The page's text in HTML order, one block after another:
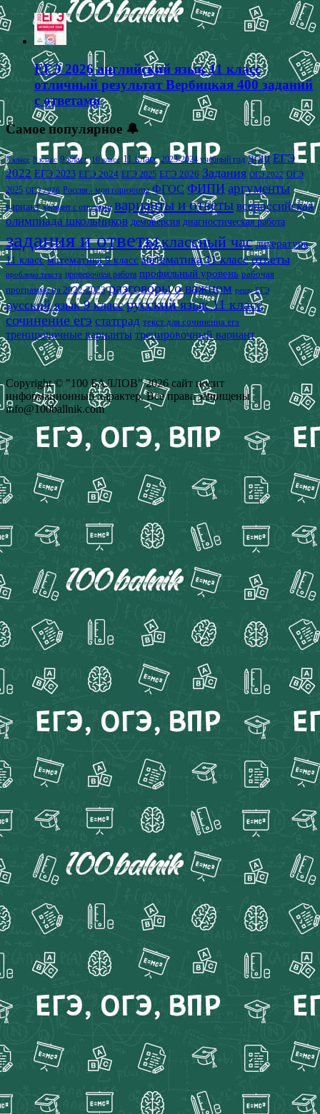
ЕГЭ 2026 английский язык 11 класс
отличный результат Вербицкая 400 заданий
с ответами
Самое популярное 🔔
7 класс 8 класс 9 класс 10 класс 11 класс 2023-2024 учебный год ВОШ ЕГЭ
2022 ЕГЭ 2023 ЕГЭ 2024 ЕГЭ 2025 ЕГЭ 2026 Задания ОГЭ 2022 ОГЭ
2025 ОГЭ 2026 Россия - мои горизонты ФГОС ФИПИ аргументы
вариант вариант с ответами варианты и ответы всероссийская
олимпиада школьников демоверсия диагностическая работа
задания и ответыклассный час литература
11 класс математика 9 класс математика 11 класс ответы
проблема текста проверочная работа профильный уровень рабочая
программа на 2022-2023 разговоры о важном решу ЕГЭ
русский язык 9 класс русский язык 11 класс
сочинение егэ статград текст для сочинения егэ
тренировочные варианты тренировочный вариант
Copyright © "100 БАЛЛОВ" 2026 сайт носит
информационный характер. Все права защищены
info@100ballnik.com